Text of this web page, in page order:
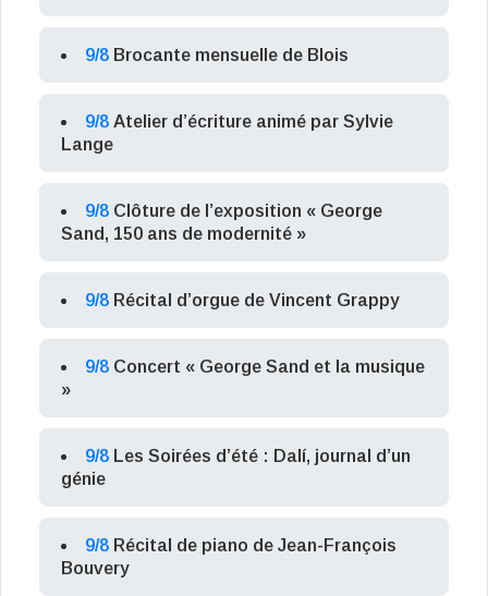
9/8 Brocante mensuelle de Blois
9/8 Atelier d’écriture animé par Sylvie
Lange
9/8 Clôture de l’exposition « George
Sand, 150 ans de modernité »
9/8 Récital d’orgue de Vincent Grappy
9/8 Concert « George Sand et la musique
»
9/8 Les Soirées d’été : Dalí, journal d’un
génie
9/8 Récital de piano de Jean-François
Bouvery